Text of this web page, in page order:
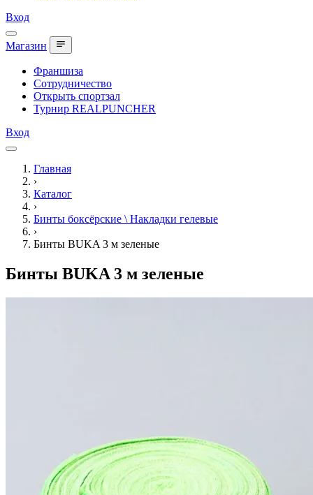
Вход
Магазин
Франшиза
Сотрудничество
Открыть спортзал
Турнир REALPUNCHER
Вход
Главная
›
Каталог
›
Бинты боксёрские \ Накладки гелевые
›
Бинты BUKA 3 м зеленые
Бинты BUKA 3 м зеленые